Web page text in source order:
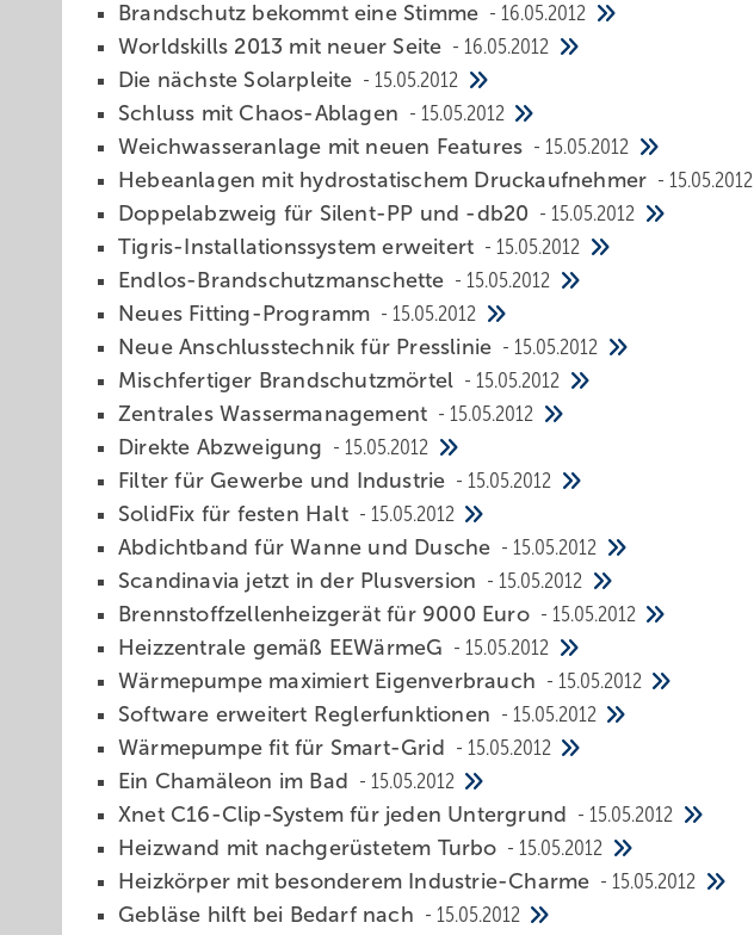
Brandschutz bekommt eine Stimme
16.05.2012
Worldskills 2013 mit neuer Seite
16.05.2012
Die nächste Solarpleite
15.05.2012
Schluss mit Chaos-Ablagen
15.05.2012
Weichwasser­anlage mit neuen Features
15.05.2012
Hebeanlagen mit hydrostatischem Druckaufnehmer
15.05.2012
Doppelabzweig für Silent-PP und -db20
15.05.2012
Tigris-Installationssystem erweitert
15.05.2012
Endlos-Brandschutzmanschette
15.05.2012
Neues Fitting-Programm
15.05.2012
Neue Anschlusstechnik für Presslinie
15.05.2012
Mischfertiger Brandschutzmörtel
15.05.2012
Zentrales Wassermanagement
15.05.2012
Direkte Abzweigung
15.05.2012
Filter für Gewerbe und Industrie
15.05.2012
SolidFix für festen Halt
15.05.2012
Abdichtband für Wanne und Dusche
15.05.2012
Scandinavia jetzt in der Plusversion
15.05.2012
Brennstoffzellenheizgerät für 9000 Euro
15.05.2012
Heizzentrale gemäß EEWärmeG
15.05.2012
Wärmepumpe maximiert Eigenverbrauch
15.05.2012
Software erweitert Reglerfunktionen
15.05.2012
Wärmepumpe fit für Smart-Grid
15.05.2012
Ein Chamäleon im Bad
15.05.2012
Xnet C16-Clip-System für jeden Untergrund
15.05.2012
Heizwand mit nachgerüstetem Turbo
15.05.2012
Heizkörper mit besonderem Industrie-Charme
15.05.2012
Gebläse hilft bei Bedarf nach
15.05.2012